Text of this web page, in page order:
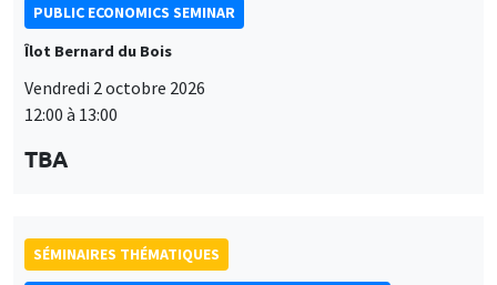
PUBLIC ECONOMICS SEMINAR
Îlot Bernard du Bois
Vendredi 2 octobre 2026
12:00 à 13:00
TBA
SÉMINAIRES THÉMATIQUES